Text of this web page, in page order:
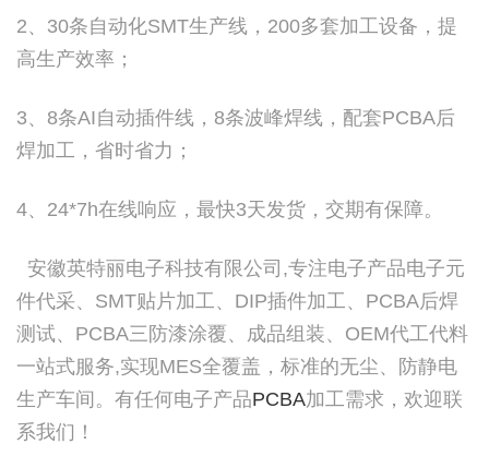
2、30条自动化SMT生产线，200多套加工设备，提
高生产效率；
3、8条AI自动插件线，8条波峰焊线，配套PCBA后
焊加工，省时省力；
4、24*7h在线响应，最快3天发货，交期有保障。
安徽英特丽电子科技有限公司,专注电子产品电子元
件代采、SMT贴片加工、DIP插件加工、PCBA后焊
测试、PCBA三防漆涂覆、成品组装、OEM代工代料
一站式服务,实现MES全覆盖，标准的无尘、防静电
生产车间。有任何电子产品PCBA加工需求，欢迎联
系我们！